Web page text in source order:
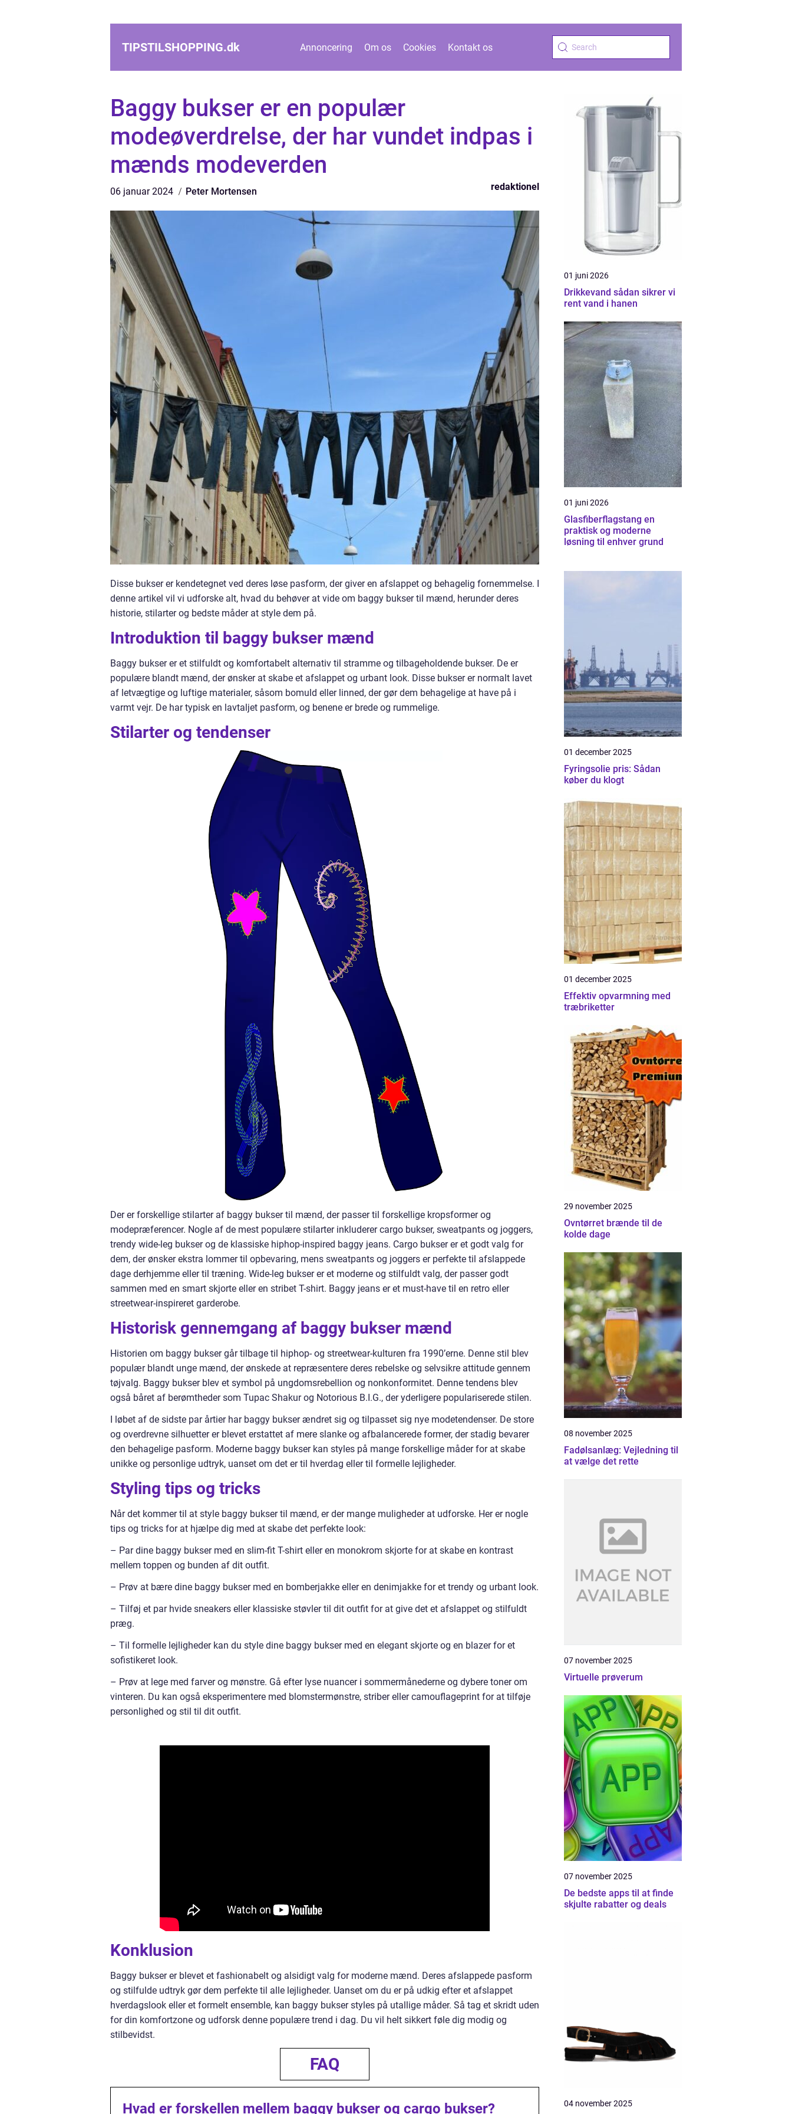
TIPSTILSHOPPING.dk Annoncering Om os Cookies Kontakt os
Baggy bukser er en populær
modeøverdrelse, der har vundet indpas i
mænds modeverden
06 januar 2024 Peter Mortensen redaktionel
Disse bukser er kendetegnet ved deres løse pasform, der giver en afslappet og behagelig fornemmelse. I
denne artikel vil vi udforske alt, hvad du behøver at vide om baggy bukser til mænd, herunder deres
historie, stilarter og bedste måder at style dem på.
Introduktion til baggy bukser mænd
Baggy bukser er et stilfuldt og komfortabelt alternativ til stramme og tilbageholdende bukser. De er
populære blandt mænd, der ønsker at skabe et afslappet og urbant look. Disse bukser er normalt lavet
af letvægtige og luftige materialer, såsom bomuld eller linned, der gør dem behagelige at have på i
varmt vejr. De har typisk en lavtaljet pasform, og benene er brede og rummelige.
Stilarter og tendenser
Der er forskellige stilarter af baggy bukser til mænd, der passer til forskellige kropsformer og
modepræferencer. Nogle af de mest populære stilarter inkluderer cargo bukser, sweatpants og joggers,
trendy wide-leg bukser og de klassiske hiphop-inspired baggy jeans. Cargo bukser er et godt valg for
dem, der ønsker ekstra lommer til opbevaring, mens sweatpants og joggers er perfekte til afslappede
dage derhjemme eller til træning. Wide-leg bukser er et moderne og stilfuldt valg, der passer godt
sammen med en smart skjorte eller en stribet T-shirt. Baggy jeans er et must-have til en retro eller
streetwear-inspireret garderobe.
Historisk gennemgang af baggy bukser mænd
Historien om baggy bukser går tilbage til hiphop- og streetwear-kulturen fra 1990’erne. Denne stil blev
populær blandt unge mænd, der ønskede at repræsentere deres rebelske og selvsikre attitude gennem
tøjvalg. Baggy bukser blev et symbol på ungdomsrebellion og nonkonformitet. Denne tendens blev
også båret af berømtheder som Tupac Shakur og Notorious B.I.G., der yderligere populariserede stilen.
I løbet af de sidste par årtier har baggy bukser ændret sig og tilpasset sig nye modetendenser. De store
og overdrevne silhuetter er blevet erstattet af mere slanke og afbalancerede former, der stadig bevarer
den behagelige pasform. Moderne baggy bukser kan styles på mange forskellige måder for at skabe
unikke og personlige udtryk, uanset om det er til hverdag eller til formelle lejligheder.
Styling tips og tricks
Når det kommer til at style baggy bukser til mænd, er der mange muligheder at udforske. Her er nogle
tips og tricks for at hjælpe dig med at skabe det perfekte look:
– Par dine baggy bukser med en slim-fit T-shirt eller en monokrom skjorte for at skabe en kontrast
mellem toppen og bunden af dit outfit.
– Prøv at bære dine baggy bukser med en bomberjakke eller en denimjakke for et trendy og urbant look.
– Tilføj et par hvide sneakers eller klassiske støvler til dit outfit for at give det et afslappet og stilfuldt
præg.
– Til formelle lejligheder kan du style dine baggy bukser med en elegant skjorte og en blazer for et
sofistikeret look.
– Prøv at lege med farver og mønstre. Gå efter lyse nuancer i sommermånederne og dybere toner om
vinteren. Du kan også eksperimentere med blomstermønstre, striber eller camouflageprint for at tilføje
personlighed og stil til dit outfit.
Konklusion
Baggy bukser er blevet et fashionabelt og alsidigt valg for moderne mænd. Deres afslappede pasform
og stilfulde udtryk gør dem perfekte til alle lejligheder. Uanset om du er på udkig efter et afslappet
hverdagslook eller et formelt ensemble, kan baggy bukser styles på utallige måder. Så tag et skridt uden
for din komfortzone og udforsk denne populære trend i dag. Du vil helt sikkert føle dig modig og
stilbevidst.
FAQ
Hvad er forskellen mellem baggy bukser og cargo bukser?
01 juni 2026
Drikkevand sådan sikrer vi
rent vand i hanen
01 juni 2026
Glasfiberflagstang en
praktisk og moderne
løsning til enhver grund
01 december 2025
Fyringsolie pris: Sådan
køber du klogt
01 december 2025
Effektiv opvarmning med
træbriketter
29 november 2025
Ovntørret brænde til de
kolde dage
08 november 2025
Fadølsanlæg: Vejledning til
at vælge det rette
07 november 2025
Virtuelle prøverum
07 november 2025
De bedste apps til at finde
skjulte rabatter og deals
04 november 2025